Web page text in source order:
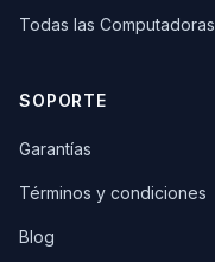
Todas las Computadoras
SOPORTE
Garantías
Términos y condiciones
Blog